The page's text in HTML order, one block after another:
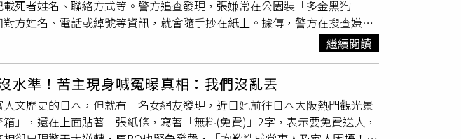
件人目前未被控任何罪名。對此，密西根大學官員3日發表聲明表示：「我
或破壞大學核心公共使命的行為。」聲明中強調，當事人的相關研究，以
中國外交部發言人林劍（Lin Jian）則在4日的記者會上回應，他對此案並
公民嚴格遵守當地法律法規，並依法保護他們的合法權益。」
問就封鎖 ，讓去找其他人問，其他人有領薪水」、「直接封鎖，或是每次
1000元就可以」。也有人建議，「如果妳想與這個人往來，適時提供協助
妳的困擾，適時的拒絕也是必要。當妳提供方便久了就容易被當隨便，被
是妳的權力，只是換成我，我不會這樣做而已，多個朋友總是會在意想不
再回，當然妳也沒做錯」。
及文件資料袋共5項商品，也享85折優惠，歡迎民眾手刀收藏，同時，台
版無敵星星」周邊商品，請大家拭目以待。
死者姓名、聯絡方式等。警方追查發現，張嫌常在公園裝「多金黑狗
方姓名、電話或綽號等資訊，就會隨手抄在紙上。據傳，警方在搜查嫌犯
，除了張介宗本人及3名遇害婦人外，還列有另名婦人的名字。警方隨即
口，並迅速聯繫對方確保安全。該名婦人表示，她與張男僅見過幾次面，不
。《ETtoday新聞雲》報導，警方進一步清查張介宗的生活模式，發現他
，營造出手闊綽的多金形象，藉此吸引年紀相仿的婦人注意，加上他沒有
，得知姓名、綽號和電話等資料後，就會隨手用家中的日曆紙、便條紙抄
記上，包括死者約有近10人，而已確保安全無虞婦人，因其完整姓名和電
繼續閱讀
水準！苦主現身喊冤曝真相：我們沒亂丟
文歷史的日本，但就有一名女網友發現，近日她前往日本大阪熱門觀光景
」，還在上面貼著一張紙條，寫著「無料(免費)」2字，表示要免費送人，